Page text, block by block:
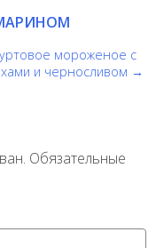
мороженое с
и черносливом →
Обязательные